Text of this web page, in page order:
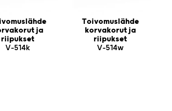
ja
riipukset
V-514k
Toivomuslähde
korvakorut ja
riipukset
V-514w